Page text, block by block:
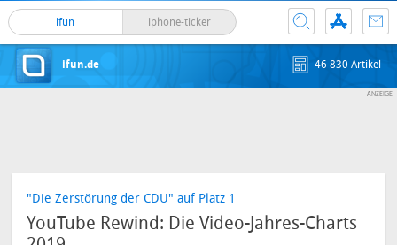
ifun iphone-ticker
ifun.de 46 830 Artikel
"Die Zerstörung der CDU" auf Platz 1
YouTube Rewind: Die Video-Jahres-Charts